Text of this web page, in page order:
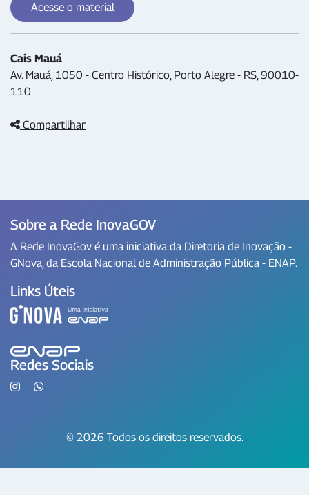
Acesse o material
Cais Mauá
Av. Mauá, 1050 - Centro Histórico, Porto Alegre - RS, 90010-
110
Compartilhar
Sobre a Rede InovaGOV
A Rede InovaGov é uma iniciativa da Diretoria de Inovação -
GNova, da Escola Nacional de Administração Pública - ENAP.
Links Úteis
Redes Sociais
© 2026 Todos os direitos reservados.